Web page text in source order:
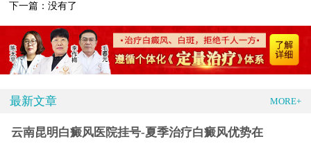
下一篇：没有了
最新文章 MORE+
云南昆明白癜风医院挂号-夏季治疗白癜风优势在